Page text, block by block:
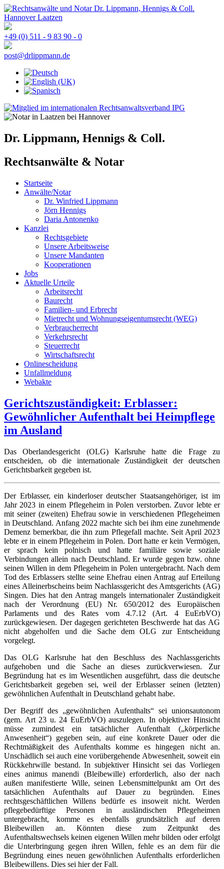
+49 (0) 511 - 9 83 90 - 0
post@drlippmann.de
Dr. Lippmann, Hennigs & Coll.
Rechtsanwälte & Notar
Startseite
Anwälte/Notar
Dr. Winfried Lippmann
Jörn Hennigs
Daria Antonenko
Kanzlei
Rechtsgebiete
Unsere Arbeitsweise
Unsere Mandanten
Kooperationen
Jobs
Aktuelle Urteile
Arbeitsrecht
Baurecht
Familien- und Erbrecht
Mietrecht und Wohnungseigentumsrecht (WEG)
Verbraucherrecht
Verkehrsrecht
Steuerrecht
Wirtschaftsrecht
Onlinescheidung
Unfallmeldung
Webakte
Gerichtszuständigkeit: Erblasser:
Gewöhnlicher Aufenthalt bei Heimpflege
im Ausland
Das Oberlandesgericht (OLG) Karlsruhe hatte die Frage zu
entscheiden, ob die internationale Zuständigkeit der deutschen
Gerichtsbarkeit gegeben ist.
Der Erblasser, ein kinderloser deutscher Staatsangehöriger, ist im
Jahr 2023 in einem Pflegeheim in Polen verstorben. Zuvor lebte er
mit seiner (zweiten) Ehefrau sowie in verschiedenen Pflegeheimen
in Deutschland. Anfang 2022 machte sich bei ihm eine zunehmende
Demenz bemerkbar, die ihn zum Pflegefall machte. Seit April 2023
lebte er in einem Pflegeheim in Polen. Dort hatte er kein Vermögen,
er sprach kein polnisch und hatte familiäre sowie soziale
Verbindungen allein nach Deutschland. Er wurde gegen bzw. ohne
seinen Willen in dem Pflegeheim in Polen untergebracht. Nach dem
Tod des Erblassers stellte seine Ehefrau einen Antrag auf Erteilung
eines Alleinerbscheins beim Nachlassgericht des Amtsgerichts (AG)
Singen. Dies hat den Antrag mangels internationaler Zuständigkeit
nach der Verordnung (EU) Nr. 650/2012 des Europäischen
Parlaments und des Rates vom 4.7.12 (Art. 4 EuErbVO)
zurückgewiesen. Der dagegen gerichteten Beschwerde hat das AG
nicht abgeholfen und die Sache dem OLG zur Entscheidung
vorgelegt.
Das OLG Karlsruhe hat den Beschluss des Nachlassgerichts
aufgehoben und die Sache an dieses zurückverwiesen. Zur
Begründung hat es im Wesentlichen ausgeführt, dass die deutsche
Gerichtsbarkeit gegeben sei, weil der Erblasser seinen (letzten)
gewöhnlichen Aufenthalt in Deutschland gehabt habe.
Der Begriff des „gewöhnlichen Aufenthalts“ sei unionsautonom
(gem. Art 23 u. 24 EuErbVO) auszulegen. In objektiver Hinsicht
müsse zumindest ein tatsächlicher Aufenthalt („körperliche
Anwesenheit“) gegeben sein, auf eine konkrete Dauer oder die
Rechtmäßigkeit des Aufenthalts komme es hingegen nicht an.
Unschädlich sei auch eine vorübergehende Abwesenheit, soweit ein
Rückkehrwille bestand. In subjektiver Hinsicht sei das Vorliegen
eines animus manendi (Bleibewille) erforderlich, also der nach
außen manifestierte Wille, seinen Lebensmittelpunkt am Ort des
tatsächlichen Aufenthalts auf Dauer zu begründen. Eines
rechtsgeschäftlichen Willens bedürfe es insoweit nicht. Werden
pflegebedürftige Personen in ausländischen Pflegeheimen
untergebracht, komme es ebenfalls grundsätzlich auf deren
Bleibewillen an. Könnten diese zum Zeitpunkt des
Aufenthaltswechsels keinen eigenen Willen mehr bilden oder erfolgt
die Unterbringung gegen ihren Willen, fehle es an dem für die
Begründung eines neuen gewöhnlichen Aufenthalts erforderlichen
Bleibewillens. Dies sei hier der Fall.